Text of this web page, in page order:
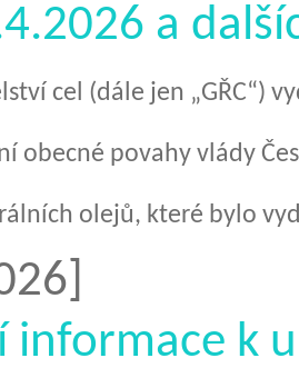
a
cel (dále jen „GŘC“)
obecné povahy vlády
olejů, které bylo
informace k